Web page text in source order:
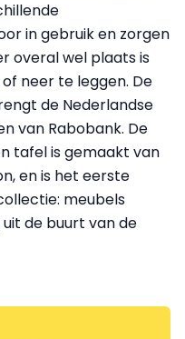
in gebruik en zorgen
overal wel plaats is
neer te leggen. De
de Nederlandse
van Rabobank. De
tafel is gemaakt van
en is het eerste
meubels
de buurt van de